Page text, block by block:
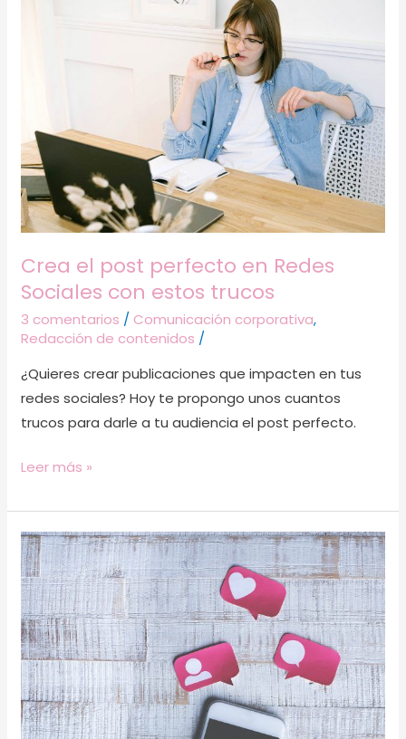
Crea el post perfecto en Redes
Sociales con estos trucos
3 comentarios / Comunicación corporativa,
Redacción de contenidos /
¿Quieres crear publicaciones que impacten en tus
redes sociales? Hoy te propongo unos cuantos
trucos para darle a tu audiencia el post perfecto.
Sociales
con
estos
trucos
Leer más »
Redes
sociales:
¿Cómo
triunfar
en
2021?